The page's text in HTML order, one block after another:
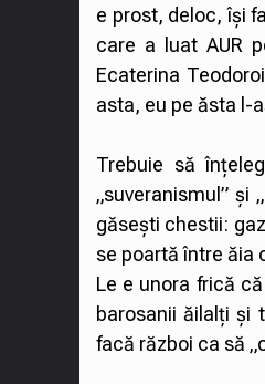
e prost, deloc, își
care a luat AUR
Ecaterina
asta, eu pe ăsta l-
Trebuie să
„suveranismul” și
găsești chestii:
se poartă între ăia
Le e unora frică
barosanii ăilalți și
facă război ca să